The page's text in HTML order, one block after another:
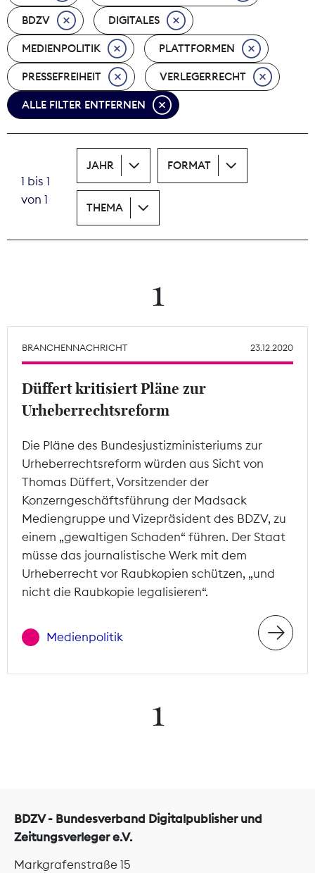
Nachwuchs
Nova Award
Pressefreiheit
Print
Recht
Tarifpolitik
Theodor-Wolff-Preis
Mitgliederbereich
BDZV DIGITALES
MEDIENPOLITIK PLATTFORMEN
PRESSEFREIHEIT VERLEGERRECHT
ALLE FILTER ENTFERNEN
1 bis 1
von 1
JAHR FORMAT
THEMA
1
BRANCHENNACHRICHT 23.12.2020
Düffert kritisiert Pläne zur
Urheberrechtsreform
Die Pläne des Bundesjustizministeriums zur
Urheberrechtsreform würden aus Sicht von
Thomas Düffert, Vorsitzender der
Konzerngeschäftsführung der Madsack
Mediengruppe und Vizepräsident des BDZV, zu
einem „gewaltigen Schaden“ führen. Der Staat
müsse das journalistische Werk mit dem
Urheberrecht vor Raubkopien schützen, „und
nicht die Raubkopie legalisieren“.
Medienpolitik
1
BDZV - Bundesverband Digitalpublisher und
Zeitungsverleger e.V.
Markgrafenstraße 15